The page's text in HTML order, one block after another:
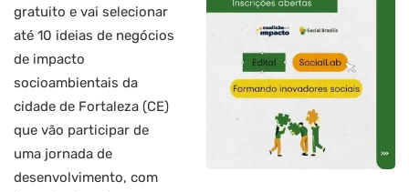
gratuito e vai selecionar
até 10 ideias de negócios
de impacto
socioambientais da
cidade de Fortaleza (CE)
que vão participar de
uma jornada de
desenvolvimento, com